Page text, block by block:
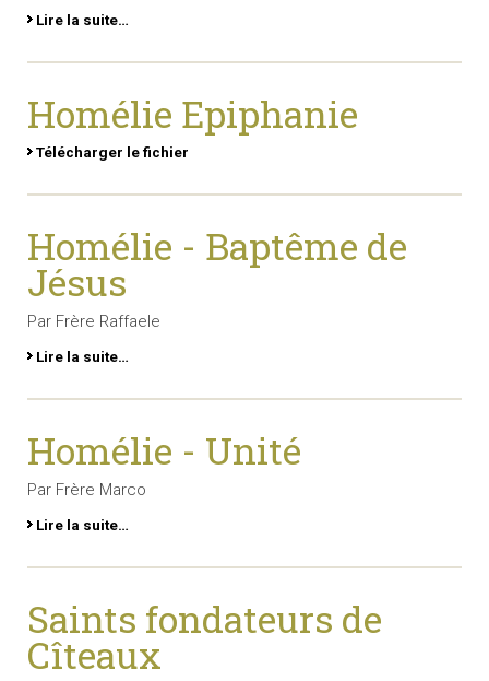
Lire la suite…
Homélie Epiphanie
Télécharger le fichier
Homélie - Baptême de
Jésus
Par Frère Raffaele
Lire la suite…
Homélie - Unité
Par Frère Marco
Lire la suite…
Saints fondateurs de
Cîteaux